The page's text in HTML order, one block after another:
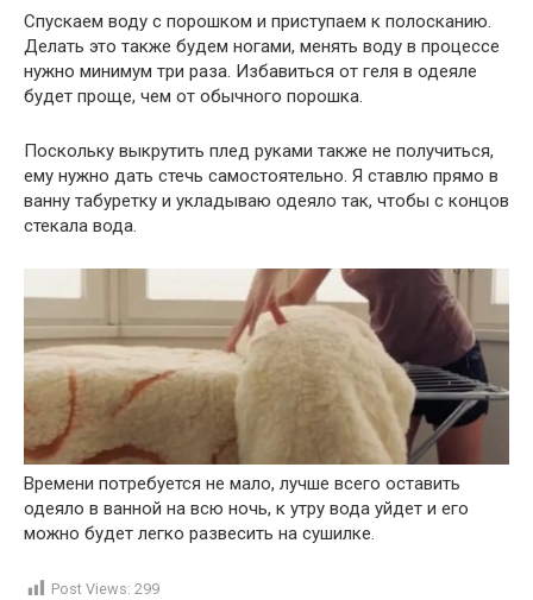
Спускаем воду с порошком и приступаем к полосканию.
Делать это также будем ногами, менять воду в процессе
нужно минимум три раза. Избавиться от геля в одеяле
будет проще, чем от обычного порошка.
Поскольку выкрутить плед руками также не получиться,
ему нужно дать стечь самостоятельно. Я ставлю прямо в
ванну табуретку и укладываю одеяло так, чтобы с концов
стекала вода.
Времени потребуется не мало, лучше всего оставить
одеяло в ванной на всю ночь, к утру вода уйдет и его
можно будет легко развесить на сушилке.
Post Views: 299